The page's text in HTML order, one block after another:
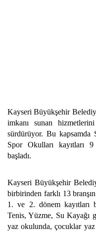
Kayseri Büyükşehir
imkanı sunan
sürdürüyor. Bu kapsamda
Spor Okulları kayıtları
başladı.
Kayseri Büyükşehir
birbirinden farklı 13
1. ve 2. dönem kayıtları
Tenis, Yüzme, Su Kayağı
yaz okulunda, çocuklar